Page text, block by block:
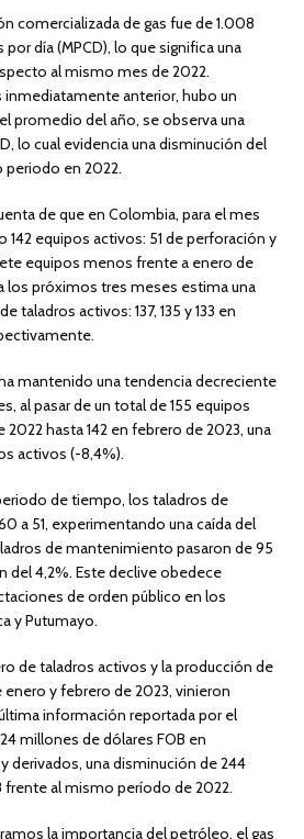
comercializada de gas fue de 1.008
día (MPCD), lo que significa una
al mismo mes de 2022.
anterior, hubo un
promedio del año, se observa una
lo cual evidencia una disminución del
en 2022.
de que en Colombia, para el mes
142 equipos activos: 51 de perforación y
equipos menos frente a enero de
los próximos tres meses estima una
taladros activos: 137, 135 y 133 en
mantenido una tendencia decreciente
al pasar de un total de 155 equipos
hasta 142 en febrero de 2023, una
activos (-8,4%).
de tiempo, los taladros de
a 51, experimentando una caída del
de mantenimiento pasaron de 95
del 4,2%. Este declive obedece
de orden público en los
y Putumayo.
de taladros activos y la producción de
y febrero de 2023, vinieron
información reportada por el
millones de dólares FOB en
derivados, una disminución de 244
frente al mismo período de 2022.
la importancia del petróleo, el gas